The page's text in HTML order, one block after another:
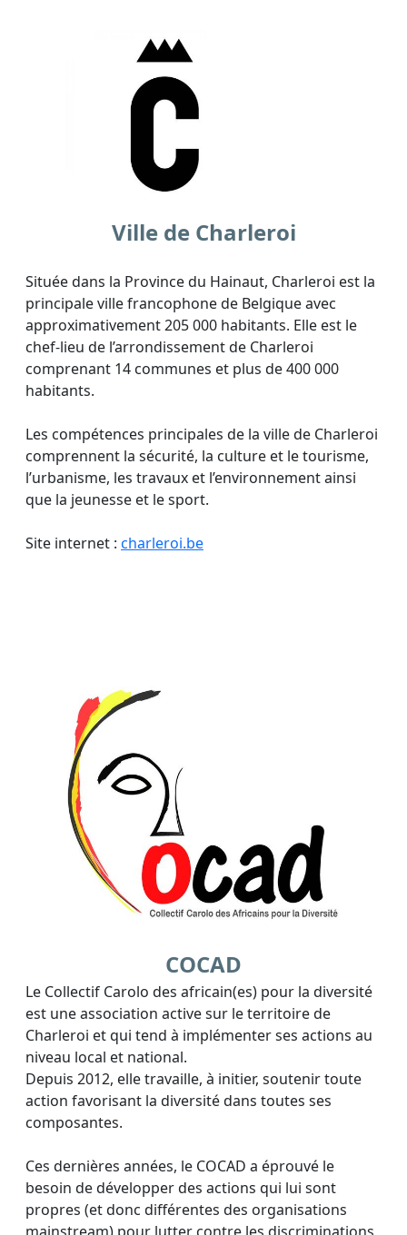
Ville de Charleroi
Située dans la Province du Hainaut, Charleroi est la
principale ville francophone de Belgique avec
approximativement 205 000 habitants. Elle est le
chef-lieu de l’arrondissement de Charleroi
comprenant 14 communes et plus de 400 000
habitants.
Les compétences principales de la ville de Charleroi
comprennent la sécurité, la culture et le tourisme,
l’urbanisme, les travaux et l’environnement ainsi
que la jeunesse et le sport.
Site internet : charleroi.be
COCAD
Le Collectif Carolo des africain(es) pour la diversité
est une association active sur le territoire de
Charleroi et qui tend à implémenter ses actions au
niveau local et national.
Depuis 2012, elle travaille, à initier, soutenir toute
action favorisant la diversité dans toutes ses
composantes.
Ces dernières années, le COCAD a éprouvé le
besoin de développer des actions qui lui sont
propres (et donc différentes des organisations